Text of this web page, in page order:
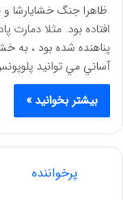
ظاهرا جنگ خشايارشا و
افتاده بود. مثلا دمارت
پناهنده شده بود ، به
آساني مي توانيد
بیشتر بخوانید »
پرخواننده